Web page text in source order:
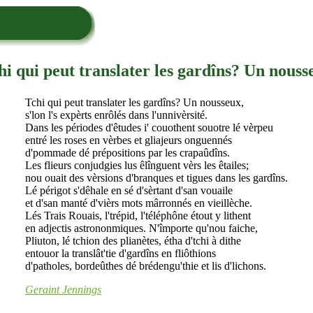
qui peut translater les gardîns? Un
Tchi qui peut translater les gardîns? Un nousseux,
s'lon l's expèrts enrôlés dans l'unnivèrsité.
Dans les périodes d'êtudes i' couothent souotre lé vèrpeu
entré les roses en vèrbes et gliajeurs onguennés
d'pommade dé prépositions par les crapaûdîns.
Les flieurs conjudgies lus êlînguent vèrs les êtailes;
nou ouait des vèrsions d'branques et tigues dans les gardîns.
Lé périgot s'dêhale en sé d'sèrtant d'san vouaile
et d'san manté d'vièrs mots mârronnés en vieillèche.
Lés Trais Rouais, l'trépid, l'téléphône étout y lithent
en adjectis astrononmiques. N'împorte qu'nou faiche,
Pliuton, lé tchion des plianètes, étha d'tchi à dithe
entouor la translât'tie d'gardîns en fliôthions
d'patholes, bordeûthes dé brédengu'thie et lis d'lichons.
Geraint Jennings